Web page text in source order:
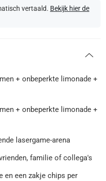
vertaald. Bekijk hier de
+ onbeperkte limonade +
+ onbeperkte limonade +
lasergame-arena
familie of collega's
en een zakje chips per